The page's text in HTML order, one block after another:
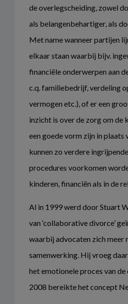
de overlegscheiding, zowel
als belangenbehartiger, als
Met name wanneer partijen
elkaar staan waarbij bijv.
financiële onderwerpen aan
c.q. familiebedrijf, verdeling
vermogen etc.), of er een
inzicht is over de zorg om de
een goede vorm zijn in plaats
kunnen zo verdere
procedures voorkomen
kinderen, financiën als in de
Al in 1999 werd door Stuart
van ‘collaborative divorce’
waarbij advocaten zich meer
samenwerking. Hij vroeg
het emotionele proces van de
2008 bereikte het concept